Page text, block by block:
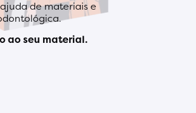
de materiais e
ao seu material.